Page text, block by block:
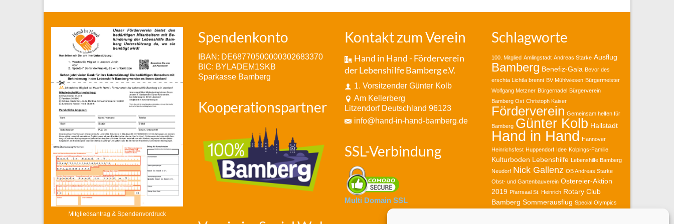
Mitgliedsantrag & Spendenvordruck
Spendenkonto
IBAN: DE68770500000302683370
BIC: BYLADEM1SKB
Sparkasse Bamberg
Kooperationspartner
Kontakt zum Verein
Hand in Hand - Förderverein
der Lebenshilfe Bamberg e.V.
1. Vorsitzender Günter Kolb
Am Kellerberg
Litzendorf Deutschland 96123
info@hand-in-hand-bamberg.de
SSL-Verbindung
Multi Domain SSL
Schlagworte
100. Mitglied Amlingstadt Andreas Starke Ausflug
Bamberg Benefiz-Gala Bevor des
erschta Lichtla brennt BV Mühlwiesen Bürgermeister
Wolfgang Metzner Bürgernadel Bürgerverein
Bamberg Ost Christoph Kaiser
Förderverein Gemeinsam helfen für
Bamberg Günter Kolb Hallstadt
Hand in Hand Hannover
Heinrichsfest Huppendorf Idee Kolpings-Familie
Kulturboden Lebenshilfe Lebenshilfe Bamberg
Neudorf Nick Gallenz OB Andreas Starke
Obst- und Gartenbauverein Ostereier-Aktion
2019 Pfarrsaal St. Heinrich Rotary Club
Bamberg Sommerausflug Special Olympics